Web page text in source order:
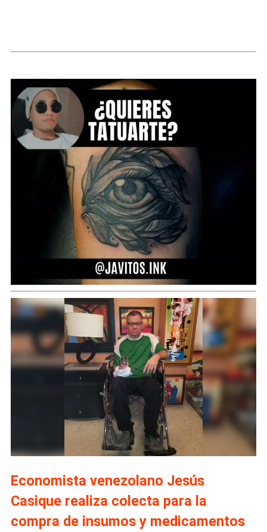
Economista venezolano Jesús
Casique realiza colecta para la
compra de insumos y medicamentos